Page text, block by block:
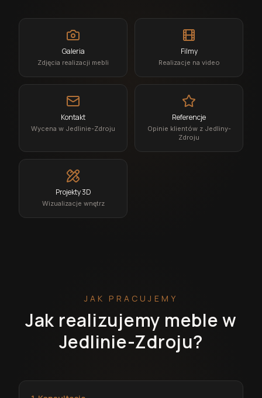
Galeria
Zdjęcia realizacji mebli
Filmy
Realizacje na video
Kontakt
Wycena w Jedlinie-Zdroju
Referencje
Opinie klientów z Jedliny-
Zdroju
Projekty 3D
Wizualizacje wnętrz
JAK PRACUJEMY
Jak realizujemy meble w
Jedlinie-Zdroju?